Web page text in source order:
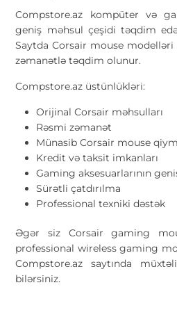
Compstore.az kompüter və
geniş məhsul çeşidi təqdim
Saytda Corsair mouse
zəmanətlə təqdim olunur.
Compstore.az üstünlükləri:
Orijinal Corsair məhsulları
Rəsmi zəmanət
Münasib Corsair mouse
Kredit və taksit imkanları
Gaming aksesuarlarının
Sürətli çatdırılma
Professional texniki dəstək
Əgər siz Corsair gaming
professional wireless gaming
Compstore.az saytında
bilərsiniz.